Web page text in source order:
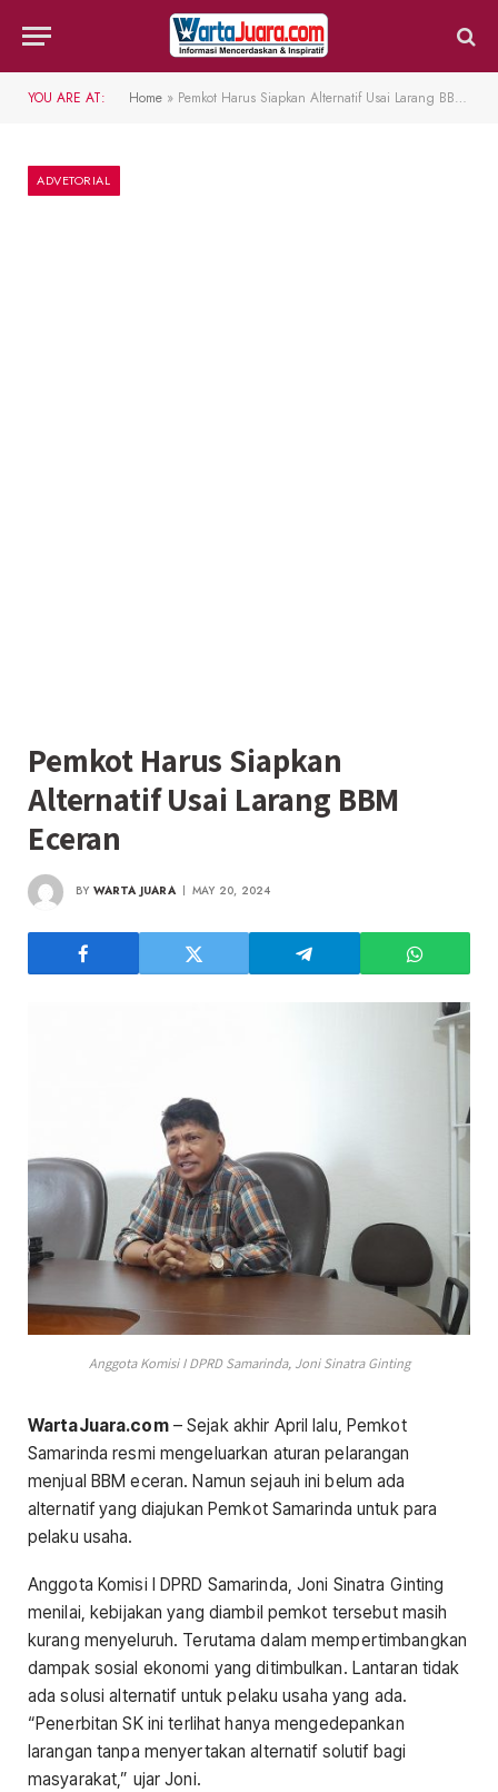
YOU ARE AT: Home » Pemkot Harus Siapkan Alternatif Usai Larang BBM Eceran
ADVETORIAL
Pemkot Harus Siapkan
Alternatif Usai Larang BBM
Eceran
BY WARTA JUARA MAY 20, 2024
Anggota Komisi I DPRD Samarinda, Joni Sinatra Ginting
WartaJuara.com– Sejak akhir April lalu, Pemkot
Samarinda resmi mengeluarkan aturan pelarangan
menjual BBM eceran. Namun sejauh ini belum ada
alternatif yang diajukan Pemkot Samarinda untuk para
pelaku usaha.
Anggota Komisi I DPRD Samarinda, Joni Sinatra Ginting
menilai, kebijakan yang diambil pemkot tersebut masih
kurang menyeluruh. Terutama dalam mempertimbangkan
dampak sosial ekonomi yang ditimbulkan. Lantaran tidak
ada solusi alternatif untuk pelaku usaha yang ada.
“Penerbitan SK ini terlihat hanya mengedepankan
larangan tanpa menyertakan alternatif solutif bagi
masyarakat,” ujar Joni.